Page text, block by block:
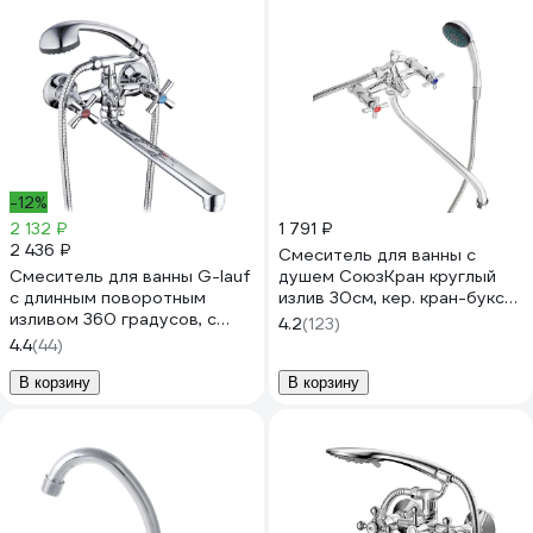
-12%
2 132 ₽
2 436 ₽
Смеситель для ванны G-lauf
с длинным поворотным
изливом 360 градусов, с
душевой лейкой, хром QFR7-
C722
4.4(44)
В корзину
1 791 ₽
Смеситель для ванны с
душем СоюзКран круглый
излив 30см, кер. кран-буксы
1/2, SK08-S217 566-236
4.2(123)
В корзину